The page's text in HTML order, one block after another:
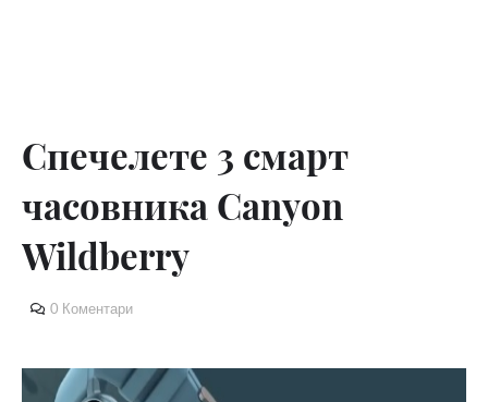
Спечелете 3 смарт
часовника Canyon
Wildberry
0 Коментари